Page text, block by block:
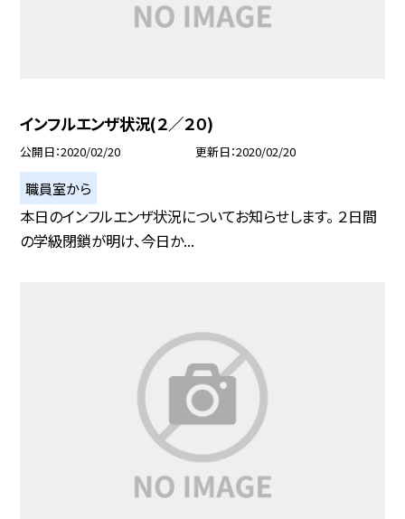
インフルエンザ状況(２／２０)
公開日 2020/02/20 更新日 2020/02/20
職員室から
本日のインフルエンザ状況についてお知らせします。 ２日間
の学級閉鎖が明け、今日か...